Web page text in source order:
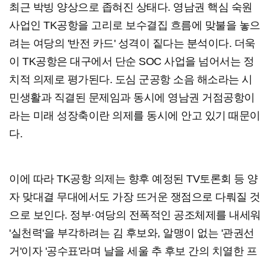
최근 박빙 양상으로 좁혀진 상태다. 영남권 핵심 숙원
사업인 TK공항을 고리로 보수결집 흐름에 맞불을 놓으
려는 여당의 '반전 카드' 성격이 짙다는 분석이다. 더욱
이 TK공항은 대구에서 단순 SOC 사업을 넘어서는 정
치적 의제로 평가된다. 도심 군공항 소음 해소라는 시
민생활과 직결된 문제임과 동시에 영남권 거점공항이
라는 미래 성장축이란 의제를 동시에 안고 있기 때문이
다.
이에 따라 TK공항 의제는 향후 예정된 TV토론회 등 양
자 맞대결 무대에서도 가장 뜨거운 쟁점으로 다뤄질 것
으로 보인다. 정부·여당의 전폭적인 공조체제를 내세워
'실천력'을 부각하려는 김 후보와, 알맹이 없는 '관권선
거'이자 '공수표'라며 날을 세울 추 후보 간의 치열한 프